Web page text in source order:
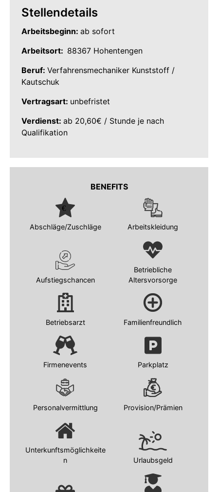
Stellendetails
Arbeitsbeginn: ab sofort
Arbeitsort: 88367 Hohentengen
Beruf: Verfahrensmechaniker Kunststoff /
Kautschuk
Vertragsart: unbefristet
Verdienst: ab 20,60€ / Stunde je nach
Qualifikation
BENEFITS
Abschläge/Zuschläge Arbeitskleidung
Aufstiegschancen
Betriebliche
Altersvorsorge
Betriebsarzt Familienfreundlich
Firmenevents Parkplatz
Personalvermittlung Provision/Prämien
Unterkunftsmöglichkeite
n
Urlaubsgeld